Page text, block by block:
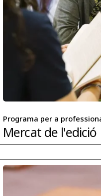
Programa per a
Mercat de l'edició